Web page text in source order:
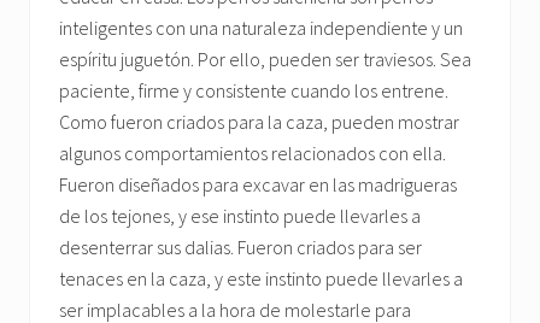
inteligentes con una naturaleza independiente y un
espíritu juguetón. Por ello, pueden ser traviesos. Sea
paciente, firme y consistente cuando los entrene.
Como fueron criados para la caza, pueden mostrar
algunos comportamientos relacionados con ella.
Fueron diseñados para excavar en las madrigueras
de los tejones, y ese instinto puede llevarles a
desenterrar sus dalias. Fueron criados para ser
tenaces en la caza, y este instinto puede llevarles a
ser implacables a la hora de molestarle para